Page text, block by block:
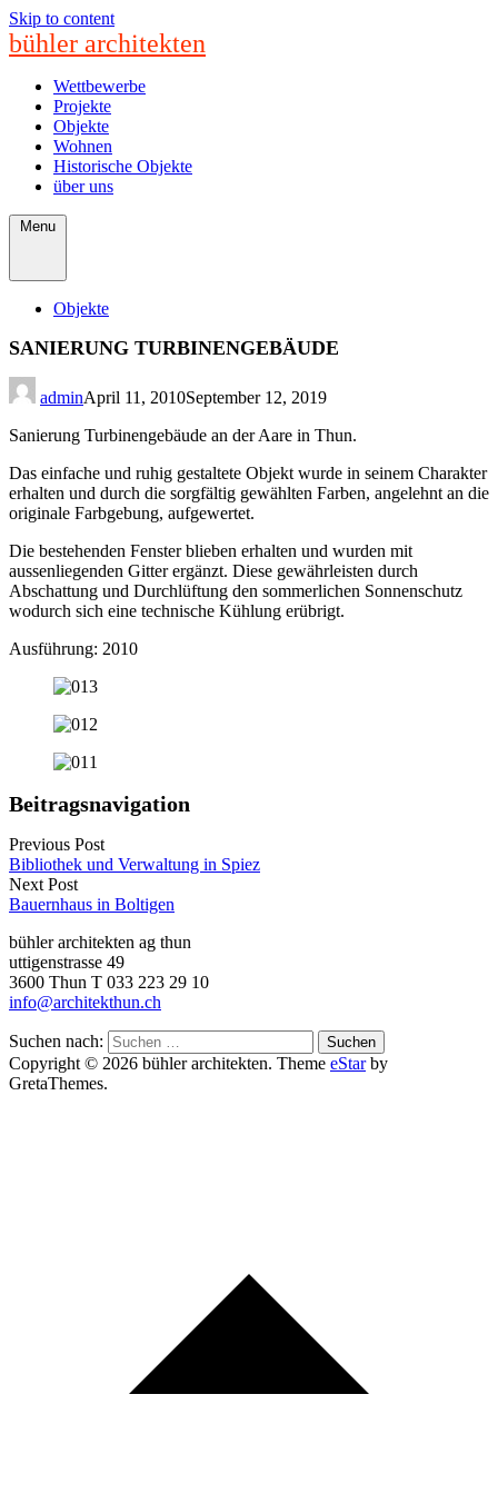
Skip to content
bühler architekten
Wettbewerbe
Projekte
Objekte
Wohnen
Historische Objekte
über uns
Menu
Objekte
SANIERUNG TURBINENGEBÄUDE
adminApril 11, 2010September 12, 2019
Sanierung Turbinengebäude an der Aare in Thun.
Das einfache und ruhig gestaltete Objekt wurde in seinem Charakter
erhalten und durch die sorgfältig gewählten Farben, angelehnt an die
originale Farbgebung, aufgewertet.
Die bestehenden Fenster blieben erhalten und wurden mit
aussenliegenden Gitter ergänzt. Diese gewährleisten durch
Abschattung und Durchlüftung den sommerlichen Sonnenschutz
wodurch sich eine technische Kühlung erübrigt.
Ausführung: 2010
Beitragsnavigation
Previous Post
Bibliothek und Verwaltung in Spiez
Next Post
Bauernhaus in Boltigen
bühler architekten ag thun
uttigenstrasse 49
3600 Thun T 033 223 29 10
info@architekthun.ch
Suchen nach:
Copyright © 2026 bühler architekten. Theme eStarby
GretaThemes.